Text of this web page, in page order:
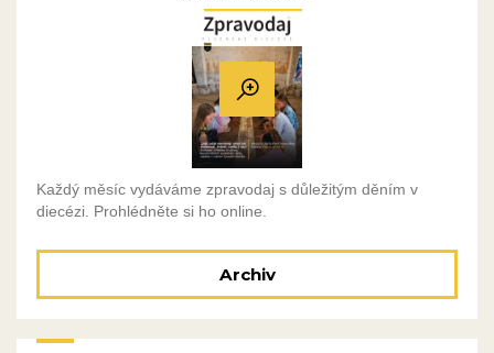
Každý měsíc vydáváme zpravodaj s důležitým děním v
diecézi. Prohlédněte si ho online.
Archiv